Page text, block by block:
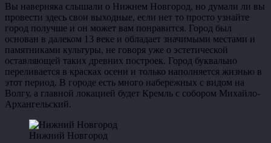
Вы наверняка слышали о Нижнем Новгород, но думали ли вы
провести здесь свои выходные, если нет то просто узнайте
город получше и он может вам понравится. Город был
основан в далеком 13 веке и обладает значимыми местами и
памятниками культуры, не говоря уже о эстетической
оставляющей таких древних построек. Город буквально
переливается в красках осени и только наполняется жизнью в
этот период. В городе есть много набережных с видом на
Волгу, а главной локацией будет Кремль с собором Михайло-
Архангельский.
Нижний Новгород